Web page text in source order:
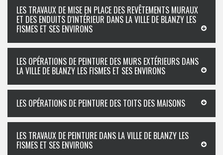
LES TRAVAUX DE MISE EN PLACE DES REVÊTEMENTS MURAUX
ET DES ENDUITS D'INTÉRIEUR DANS LA VILLE DE BLANZY LES
FISMES ET SES ENVIRONS
LES OPÉRATIONS DE PEINTURE DES MURS EXTÉRIEURS DANS
LA VILLE DE BLANZY LES FISMES ET SES ENVIRONS
LES OPÉRATIONS DE PEINTURE DES TOITS DES MAISONS
LES TRAVAUX DE PEINTURE DANS LA VILLE DE BLANZY LES
FISMES ET SES ENVIRONS